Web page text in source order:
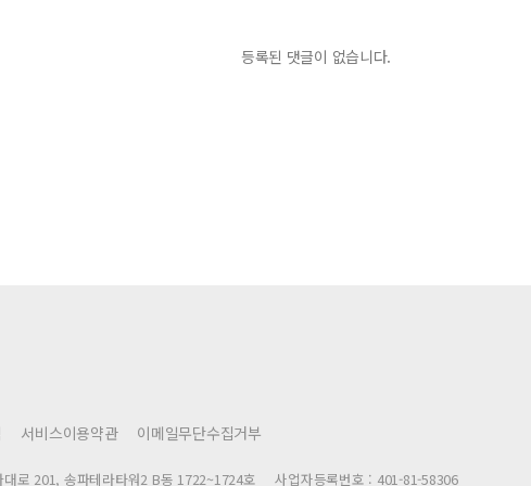
등록된 댓글이 없습니다.
서비스이용약관 이메일무단수집거부
로 201, 송파테라타워2 B동 1722~1724호 사업자등록번호 : 401-81-58306